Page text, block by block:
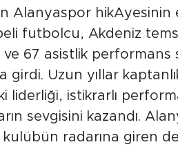
Alanyaspor hikAyesinin
futbolcu, Akdeniz
ve 67 asistlik
girdi. Uzun yıllar
liderliği, istikrarlı
sevgisini kazandı.
kulübün radarına giren